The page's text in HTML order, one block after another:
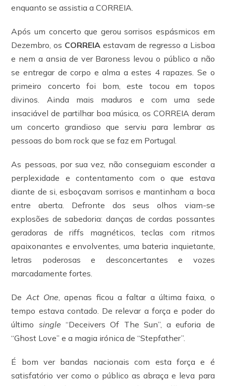
enquanto se assistia a CORREIA.
Após um concerto que gerou sorrisos espásmicos em
Dezembro, os CORREIA estavam de regresso a Lisboa
e nem a ansia de ver Baroness levou o público a não
se entregar de corpo e alma a estes 4 rapazes. Se o
primeiro concerto foi bom, este tocou em topos
divinos. Ainda mais maduros e com uma sede
insaciável de partilhar boa música, os CORREIA deram
um concerto grandioso que serviu para lembrar as
pessoas do bom rock que se faz em Portugal.
As pessoas, por sua vez, não conseguiam esconder a
perplexidade e contentamento com o que estava
diante de si, esboçavam sorrisos e mantinham a boca
entre aberta. Defronte dos seus olhos viam-se
explosões de sabedoria: danças de cordas possantes
geradoras de riffs magnéticos, teclas com ritmos
apaixonantes e envolventes, uma bateria inquietante,
letras poderosas e desconcertantes e vozes
marcadamente fortes.
De Act One, apenas ficou a faltar a última faixa, o
tempo estava contado. De relevar a força e poder do
último single “Deceivers Of The Sun”, a euforia de
“Ghost Love” e a magia irónica de “Stepfather”.
É bom ver bandas nacionais com esta força e é
satisfatório ver como o público as abraça e leva para